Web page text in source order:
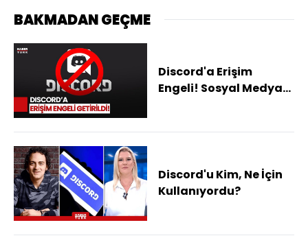
BAKMADAN GEÇME
Discord'a Erişim
Engeli! Sosyal Medya
Discord'u Kim, Ne İçin
Kullanıyordu?